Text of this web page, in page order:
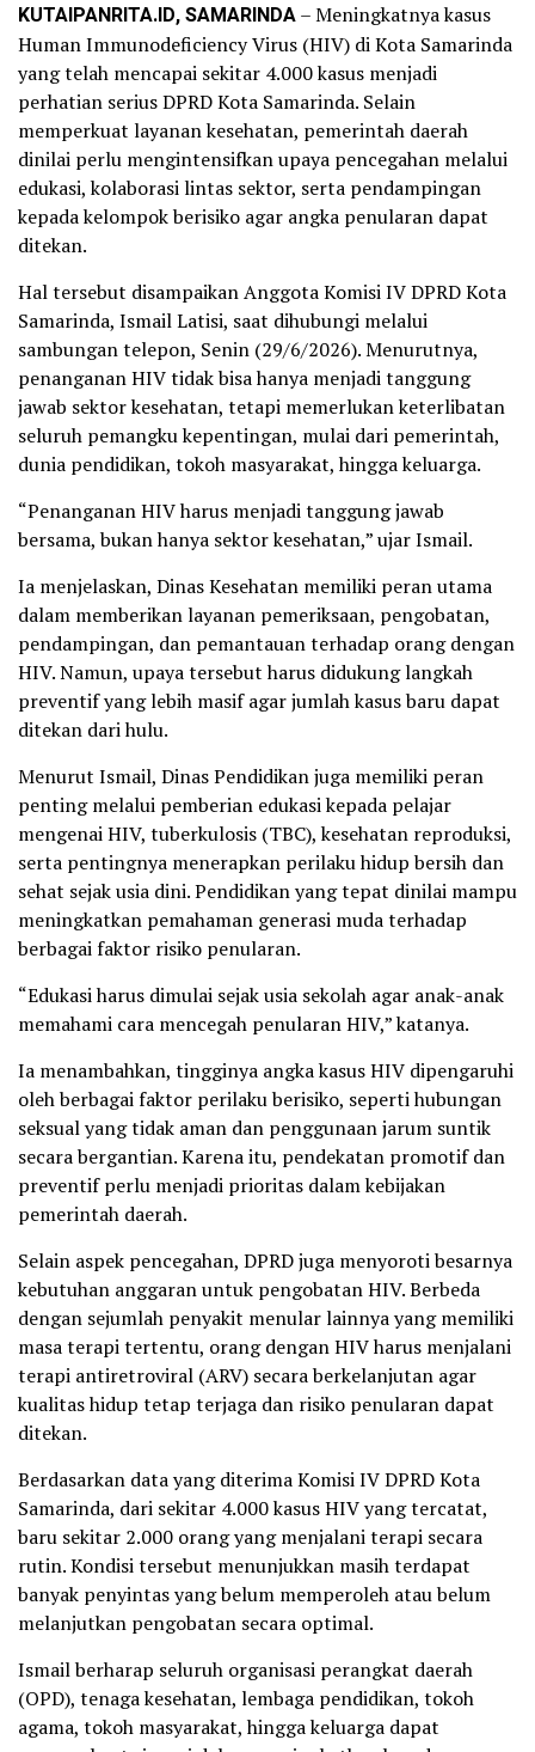
KUTAIPANRITA.ID, SAMARINDA– Meningkatnya kasus
Human Immunodeficiency Virus (HIV) di Kota Samarinda
yang telah mencapai sekitar 4.000 kasus menjadi
perhatian serius DPRD Kota Samarinda. Selain
memperkuat layanan kesehatan, pemerintah daerah
dinilai perlu mengintensifkan upaya pencegahan melalui
edukasi, kolaborasi lintas sektor, serta pendampingan
kepada kelompok berisiko agar angka penularan dapat
ditekan.
Hal tersebut disampaikan Anggota Komisi IV DPRD Kota
Samarinda, Ismail Latisi, saat dihubungi melalui
sambungan telepon, Senin (29/6/2026). Menurutnya,
penanganan HIV tidak bisa hanya menjadi tanggung
jawab sektor kesehatan, tetapi memerlukan keterlibatan
seluruh pemangku kepentingan, mulai dari pemerintah,
dunia pendidikan, tokoh masyarakat, hingga keluarga.
“Penanganan HIV harus menjadi tanggung jawab
bersama, bukan hanya sektor kesehatan,” ujar Ismail.
Ia menjelaskan, Dinas Kesehatan memiliki peran utama
dalam memberikan layanan pemeriksaan, pengobatan,
pendampingan, dan pemantauan terhadap orang dengan
HIV. Namun, upaya tersebut harus didukung langkah
preventif yang lebih masif agar jumlah kasus baru dapat
ditekan dari hulu.
Menurut Ismail, Dinas Pendidikan juga memiliki peran
penting melalui pemberian edukasi kepada pelajar
mengenai HIV, tuberkulosis (TBC), kesehatan reproduksi,
serta pentingnya menerapkan perilaku hidup bersih dan
sehat sejak usia dini. Pendidikan yang tepat dinilai mampu
meningkatkan pemahaman generasi muda terhadap
berbagai faktor risiko penularan.
“Edukasi harus dimulai sejak usia sekolah agar anak-anak
memahami cara mencegah penularan HIV,” katanya.
Ia menambahkan, tingginya angka kasus HIV dipengaruhi
oleh berbagai faktor perilaku berisiko, seperti hubungan
seksual yang tidak aman dan penggunaan jarum suntik
secara bergantian. Karena itu, pendekatan promotif dan
preventif perlu menjadi prioritas dalam kebijakan
pemerintah daerah.
Selain aspek pencegahan, DPRD juga menyoroti besarnya
kebutuhan anggaran untuk pengobatan HIV. Berbeda
dengan sejumlah penyakit menular lainnya yang memiliki
masa terapi tertentu, orang dengan HIV harus menjalani
terapi antiretroviral (ARV) secara berkelanjutan agar
kualitas hidup tetap terjaga dan risiko penularan dapat
ditekan.
Berdasarkan data yang diterima Komisi IV DPRD Kota
Samarinda, dari sekitar 4.000 kasus HIV yang tercatat,
baru sekitar 2.000 orang yang menjalani terapi secara
rutin. Kondisi tersebut menunjukkan masih terdapat
banyak penyintas yang belum memperoleh atau belum
melanjutkan pengobatan secara optimal.
Ismail berharap seluruh organisasi perangkat daerah
(OPD), tenaga kesehatan, lembaga pendidikan, tokoh
agama, tokoh masyarakat, hingga keluarga dapat